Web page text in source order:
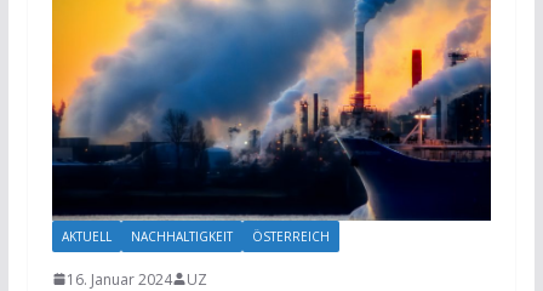
AKTUELL NACHHALTIGKEIT ÖSTERREICH
16. Januar 2024 UZ